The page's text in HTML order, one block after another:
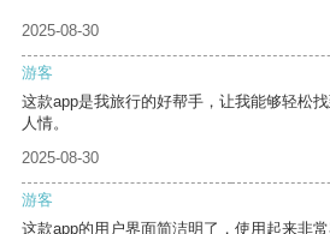
2025-08-30
游客
这款app是我旅行的好帮手，让我能够轻松
人情。
2025-08-30
游客
这款app的用户界面简洁明了，使用起来非